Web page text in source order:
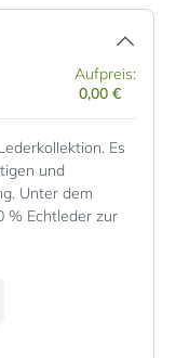
Aufpreis:
0,00 €
Es
und
Unter dem
% Echtleder zur